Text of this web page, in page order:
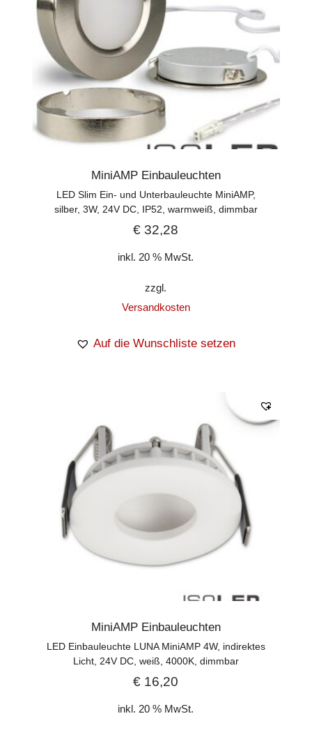
MiniAMP Einbauleuchten
LED Slim Ein- und Unterbauleuchte MiniAMP,
silber, 3W, 24V DC, IP52, warmweiß, dimmbar
€ 32,28
inkl. 20 % MwSt.
zzgl.
Versandkosten
Auf die Wunschliste setzen
MiniAMP Einbauleuchten
LED Einbauleuchte LUNA MiniAMP 4W, indirektes
Licht, 24V DC, weiß, 4000K, dimmbar
€ 16,20
inkl. 20 % MwSt.